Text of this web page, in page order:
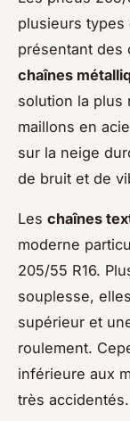
plusieurs types
présentant des
chaînes
solution la plus
maillons en
sur la neige
de bruit et de
Les chaînes
moderne
205/55 R16.
souplesse,
supérieur et
roulement.
inférieure aux
très accidentés.